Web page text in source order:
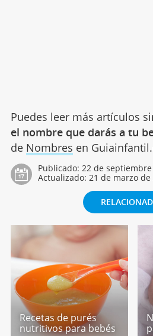
Puedes leer más artículos
el nombre que darás a tu
de Nombres en
Publicado: 22 de
Actualizado: 21 de marzo de
Recetas de purés
nutritivos para bebés